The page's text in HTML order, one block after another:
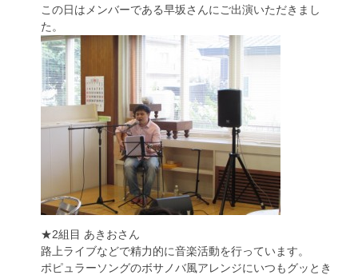
この日はメンバーである早坂さんにご出演いただきまし
た。
★2組目 あきおさん
路上ライブなどで精力的に音楽活動を行っています。
ポピュラーソングのボサノバ風アレンジにいつもグッとき